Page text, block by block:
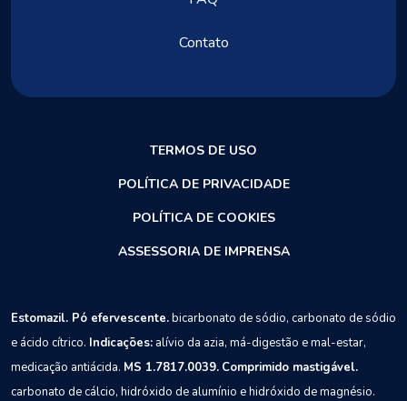
Contato
TERMOS DE USO
POLÍTICA DE PRIVACIDADE
POLÍTICA DE COOKIES
ASSESSORIA DE IMPRENSA
Estomazil. Pó efervescente.bicarbonato de sódio, carbonato de sódio
e ácido cítrico. Indicações: alívio da azia, má-digestão e mal-estar,
medicação antiácida. MS 1.7817.0039. Comprimido mastigável.
carbonato de cálcio, hidróxido de alumínio e hidróxido de magnésio.